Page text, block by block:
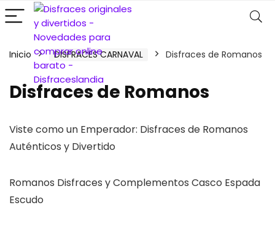
Inicio DISFRACES CARNAVAL Disfraces de Romanos
Disfraces de Romanos
Viste como un Emperador: Disfraces de Romanos
Auténticos y Divertido
Romanos Disfraces y Complementos Casco Espada
Escudo